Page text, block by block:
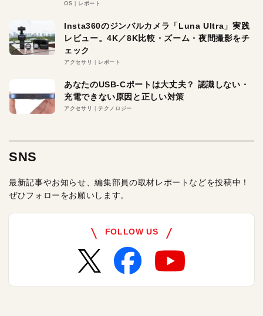
OS レポート
Insta360のジンバルカメラ「Luna Ultra」実践
レビュー。4K／8K比較・ズーム・夜間撮影をチ
ェック
アクセサリ レポート
あなたのUSB-Cポートは大丈夫？ 認識しない・
充電できない原因と正しい対策
アクセサリ テクノロジー
SNS
最新記事やお知らせ、編集部員の取材レポートなどを投稿中！
ぜひフォローをお願いします。
FOLLOW US